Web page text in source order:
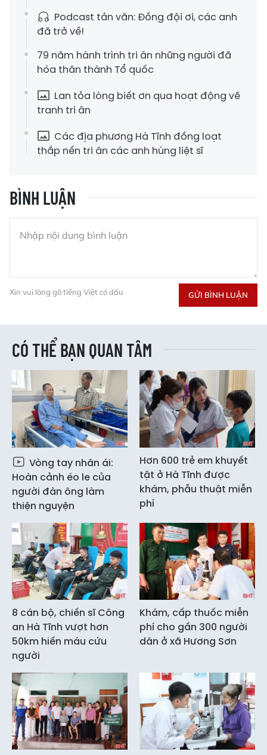
Podcast tản văn: Đồng đội ơi, các anh
đã trở về!
79 năm hành trình tri ân những người đã
hóa thân thành Tổ quốc
Lan tỏa lòng biết ơn qua hoạt động vẽ
tranh tri ân
Các địa phương Hà Tĩnh đồng loạt
thắp nến tri ân các anh hùng liệt sĩ
BÌNH LUẬN
Xin vui lòng gõ tiếng Việt có dấu GỬI BÌNH LUẬN
CÓ THỂ BẠN QUAN TÂM
Vòng tay nhân ái:
Hoàn cảnh éo le của
người đàn ông làm
thiện nguyện
Hơn 600 trẻ em khuyết
tật ở Hà Tĩnh được
khám, phẫu thuật miễn
phí
8 cán bộ, chiến sĩ Công
an Hà Tĩnh vượt hơn
50km hiến máu cứu
người
Khám, cấp thuốc miễn
phí cho gần 300 người
dân ở xã Hương Sơn